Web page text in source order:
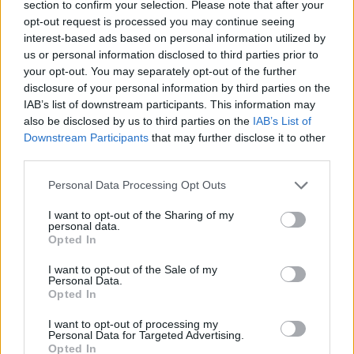
section to confirm your selection. Please note that after your
opt-out request is processed you may continue seeing
interest-based ads based on personal information utilized by
us or personal information disclosed to third parties prior to
your opt-out. You may separately opt-out of the further
disclosure of your personal information by third parties on the
IAB’s list of downstream participants. This information may
also be disclosed by us to third parties on the IAB’s List of
Downstream Participants that may further disclose it to other
Please note that this website/app uses one or more Google
not limited to your visit or usage behaviour. You may click to
grant or deny consent to Google and its third-party tags to
use your data for below specified purposes in below Google
consent section.
Personal Data Processing Opt Outs
I want to opt-out of the Sharing of my
personal data.
Opted In
I want to opt-out of the Sale of my
Personal Data.
Opted In
I want to opt-out of processing my
Personal Data for Targeted Advertising.
Opted In
programas comunitários para estudantes.
Vida pessoal
Schumer se casou com sua esposa, Iris Weinshall, em
setembro de 1980 em uma cerimônia no topo da torre
norte do World Trade Center. O casal mora no bairro de
formaram na Harvard College. Jessica foi chefe de equipe
e conselheira geral do Conselho de Consultores
Econômicos de 2013 a 2015, enquanto Alison é gerente de
marketing no escritório do Facebook em Nova York.
Graus Honorários
Em reconhecimento à sua carreira política, Schumer foi